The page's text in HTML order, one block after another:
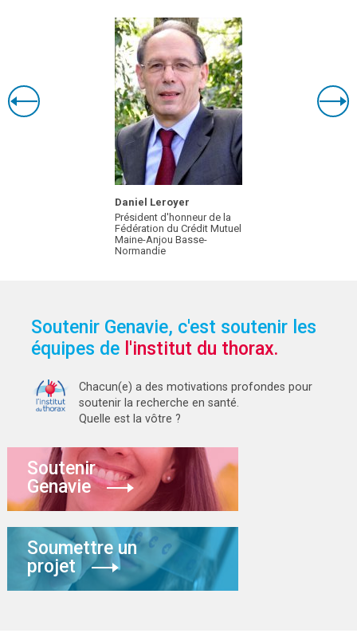
Daniel Leroyer
Président d'honneur de la
Fédération du Crédit Mutuel
Maine-Anjou Basse-
Normandie
Soutenir Genavie, c'est soutenir les
équipes de l'institut du thorax.
Chacun(e) a des motivations profondes pour
soutenir la recherche en santé.
Quelle est la vôtre ?
Soutenir
Genavie
Soumettre un
projet